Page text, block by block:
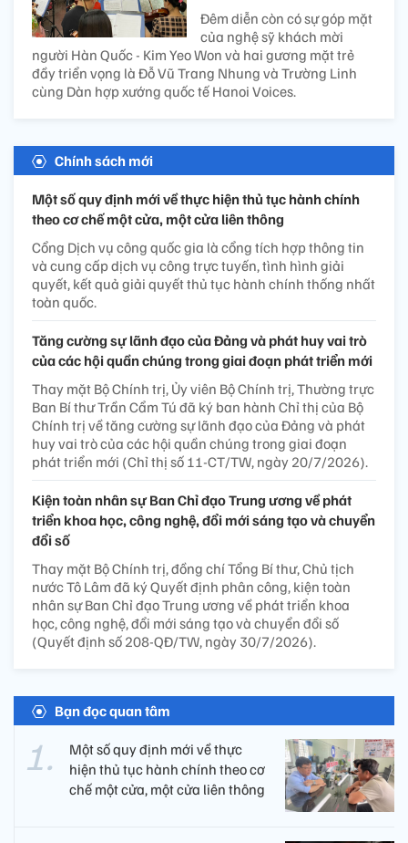
Đêm diễn còn có sự góp mặt
của nghệ sỹ khách mời
người Hàn Quốc - Kim Yeo Won và hai gương mặt trẻ
đầy triển vọng là Đỗ Vũ Trang Nhung và Trường Linh
cùng Dàn hợp xướng quốc tế Hanoi Voices.
Chính sách mới
Một số quy định mới về thực hiện thủ tục hành chính
theo cơ chế một cửa, một cửa liên thông
Cổng Dịch vụ công quốc gia là cổng tích hợp thông tin
và cung cấp dịch vụ công trực tuyến, tình hình giải
quyết, kết quả giải quyết thủ tục hành chính thống nhất
toàn quốc.
Tăng cường sự lãnh đạo của Đảng và phát huy vai trò
của các hội quần chúng trong giai đoạn phát triển mới
Thay mặt Bộ Chính trị, Ủy viên Bộ Chính trị, Thường trực
Ban Bí thư Trần Cẩm Tú đã ký ban hành Chỉ thị của Bộ
Chính trị về tăng cường sự lãnh đạo của Đảng và phát
huy vai trò của các hội quần chúng trong giai đoạn
phát triển mới (Chỉ thị số 11-CT/TW, ngày 20/7/2026).
Kiện toàn nhân sự Ban Chỉ đạo Trung ương về phát
triển khoa học, công nghệ, đổi mới sáng tạo và chuyển
đổi số
Thay mặt Bộ Chính trị, đồng chí Tổng Bí thư, Chủ tịch
nước Tô Lâm đã ký Quyết định phân công, kiện toàn
nhân sự Ban Chỉ đạo Trung ương về phát triển khoa
học, công nghệ, đổi mới sáng tạo và chuyển đổi số
(Quyết định số 208-QĐ/TW, ngày 30/7/2026).
Bạn đọc quan tâm
Một số quy định mới về thực
hiện thủ tục hành chính theo cơ
chế một cửa, một cửa liên thông